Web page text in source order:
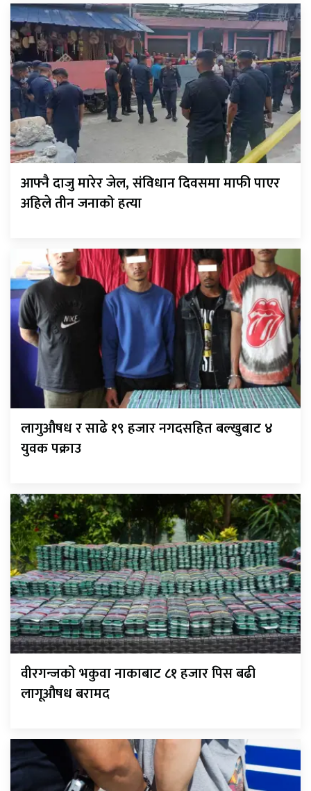
आफ्नै दाजु मारेर जेल, संविधान दिवसमा माफी पाएर
अहिले तीन जनाको हत्या
लागुऔषध र साढे १९ हजार नगदसहित बल्खुबाट ४
युवक पक्राउ
वीरगन्जको भकुवा नाकाबाट ८१ हजार पिस बढी
लागूऔषध बरामद